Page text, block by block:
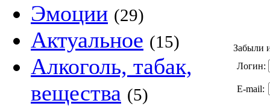
Эмоции (29)
Актуальное (15)
Алкоголь, табак,
вещества (5)
Забыли
Логин:
E-mail: